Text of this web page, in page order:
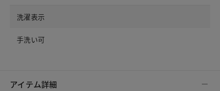
洗濯表示
手洗い可
アイテム詳細